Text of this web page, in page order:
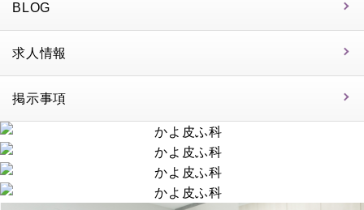
BLOG
求人情報
掲示事項